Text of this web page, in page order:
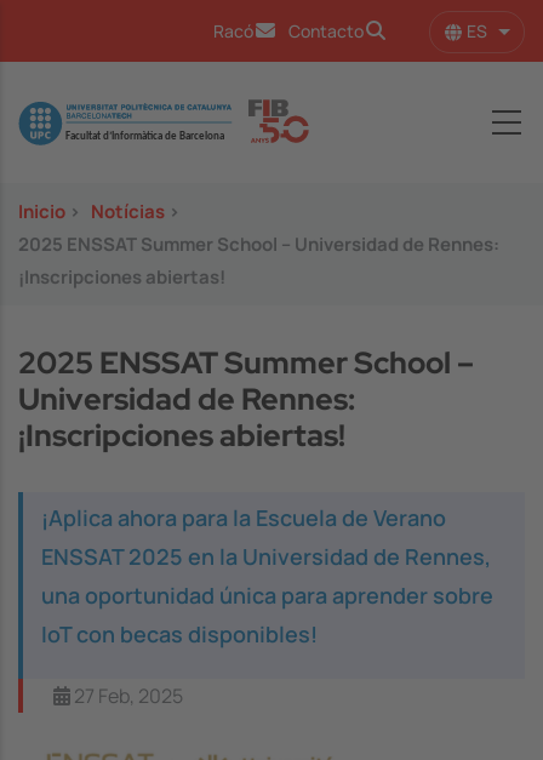
Racó Contacto ES
Image
Inicio > Notícias >
2025 ENSSAT Summer School – Universidad de Rennes:
¡Inscripciones abiertas!
2025 ENSSAT Summer School –
Universidad de Rennes:
¡Inscripciones abiertas!
¡Aplica ahora para la Escuela de Verano
ENSSAT 2025 en la Universidad de Rennes,
una oportunidad única para aprender sobre
IoT con becas disponibles!
27 Feb, 2025
Image